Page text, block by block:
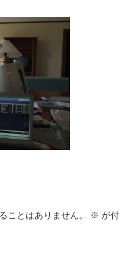
ことはありません。 ※ が付